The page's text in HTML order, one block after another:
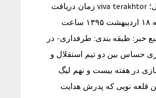
با استقلال؛ viva terakhtor زمان دریافت
خبر: شنبه ۱۸ اردیبهشت ۱۳۹۵ ساعت
منبع خبر: طبقه بندی: طرفداری- در
حساس بین دو تیم استقلال و
در هفته بیست و نهم لیگ
قلعه نویی که پدرش هدایت